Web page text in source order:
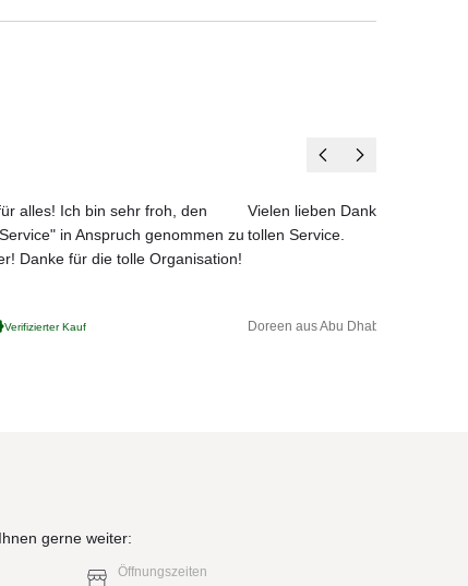
alles! Ich bin sehr froh, den
in Anspruch genommen zu
Danke für die tolle Organisation!
Verifizierter Kauf
Vielen lieben Dank für das
tollen Service.
Doreen aus Abu Dhabi
gerne weiter:
Öffnungszeiten